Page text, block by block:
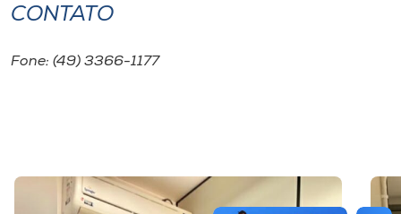
CONTATO
Fone: (49) 3366-1177